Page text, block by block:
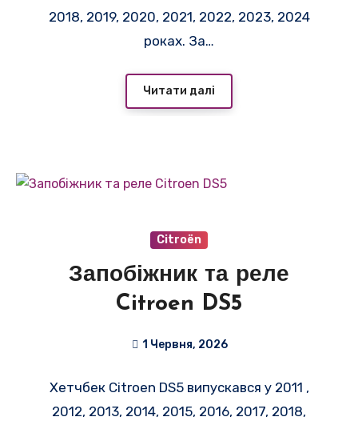
2018, 2019, 2020, 2021, 2022, 2023, 2024
роках. За…
Читати далі
Citroën
Запобіжник та реле
Citroen DS5
1 Червня, 2026
Хетчбек Citroen DS5 випускався у 2011 ,
2012, 2013, 2014, 2015, 2016, 2017, 2018,